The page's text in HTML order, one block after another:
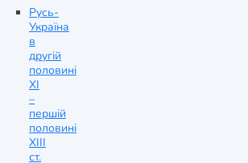
Русь-
Україна
в
другій
половині
ХІ
–
першій
половині
ХІІІ
ст.